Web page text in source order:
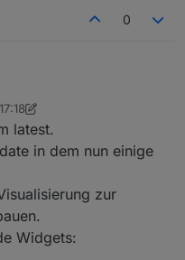
0
latest.
in dem nun einige
zur
Widgets: